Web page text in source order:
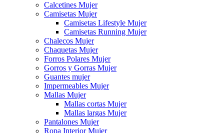
Calcetines Mujer
Camisetas Mujer
Camisetas Lifestyle Mujer
Camisetas Running Mujer
Chalecos Mujer
Chaquetas Mujer
Forros Polares Mujer
Gorros y Gorras Mujer
Guantes mujer
Impermeables Mujer
Mallas Mujer
Mallas cortas Mujer
Mallas largas Mujer
Pantalones Mujer
Ropa Interior Mujer